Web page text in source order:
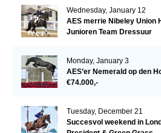
Wednesday, January 12
AES merrie Nibeley Union
Junioren Team Dressuur
Monday, January 3
AES’er Nemerald op den
€74.000,-
Tuesday, December 21
Succesvol weekend in